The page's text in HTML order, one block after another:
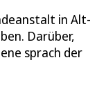
in Alt-
Darüber,
sprach der